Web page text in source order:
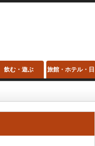
飲む・遊ぶ 旅館・ホテル・日